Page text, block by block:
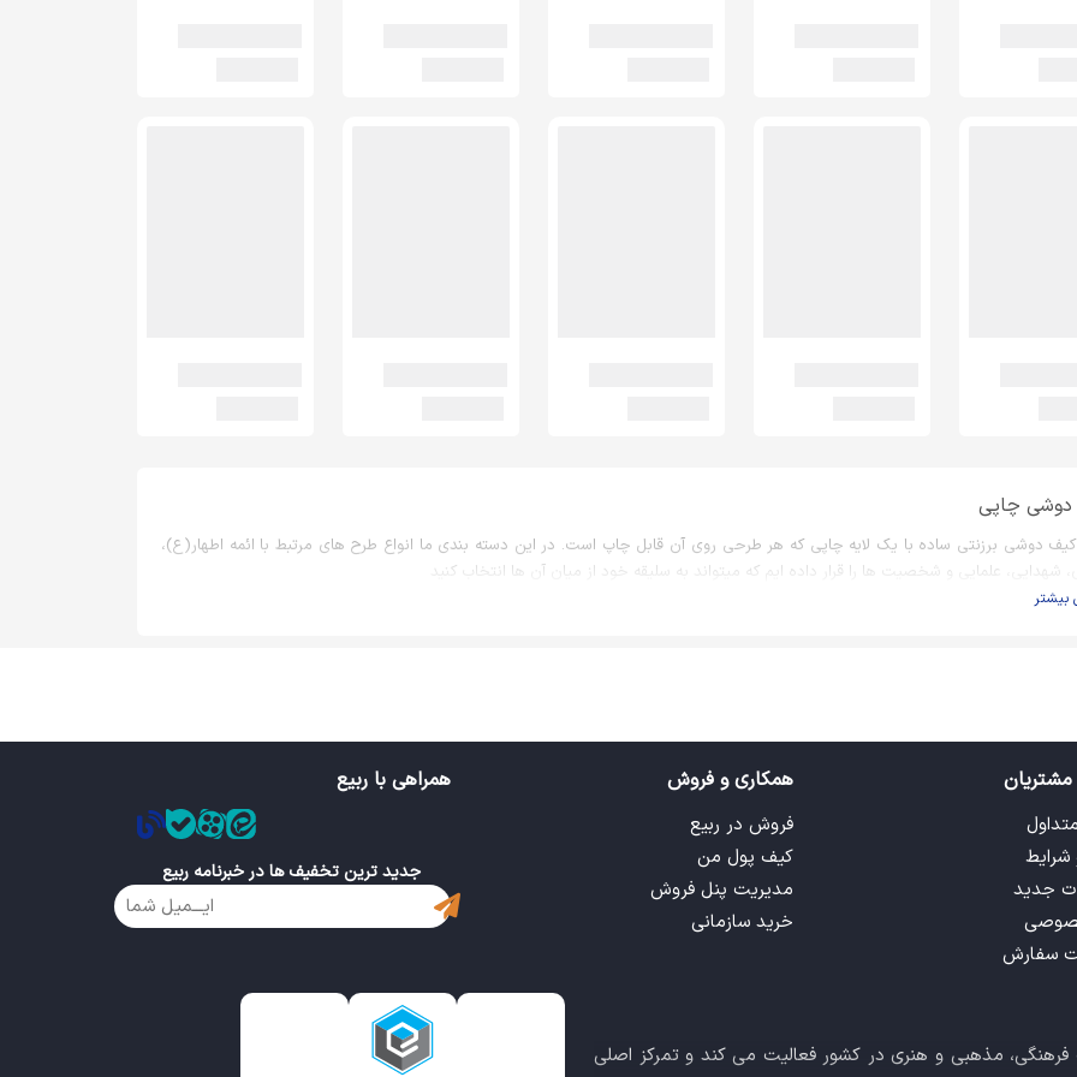
چاپی
کیف دوشی برزنتی ساده با یک لایه چاپی که هر طرحی روی آن قابل چاپ است. در این دسته بندی ما انواع طرح های مرتبط با ائمه اطهار(ع)،
شهدایی، علمایی و شخصیت ها را قرار داده ایم که میتواند به سلیقه خود از میان آن ها انتخاب کنید
بیشتر
شرایط
جدید
سفارش
همکاری و فروش
فروش در ربیع
کیف پول من
مدیریت پنل فروش
خرید سازمانی
همراهی با ربیع
جدید ترین تخفیف ها در خبرنامه ربیع
فرهنگی، مذهبی و هنری در کشور فعالیت می کند و تمرکز اصلی